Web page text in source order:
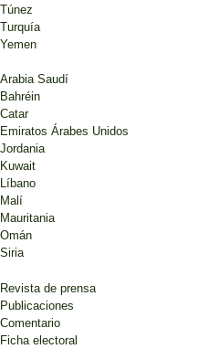
Túnez
Turquía
Yemen
Arabia Saudí
Bahréin
Catar
Emiratos Árabes Unidos
Jordania
Kuwait
Líbano
Malí
Mauritania
Omán
Siria
Revista de prensa
Publicaciones
Comentario
Ficha electoral